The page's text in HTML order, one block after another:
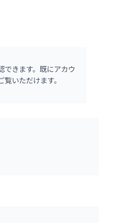
できます。既にアカウ
覧いただけます。